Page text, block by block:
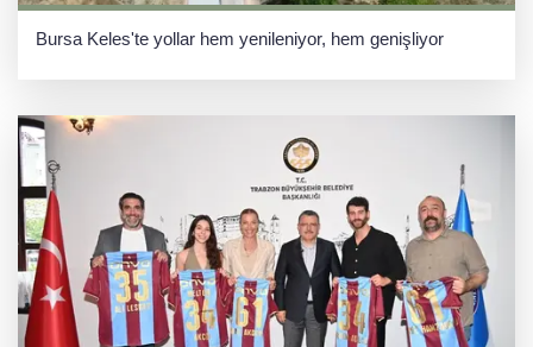
Bursa Keles'te yollar hem yenileniyor, hem genişliyor